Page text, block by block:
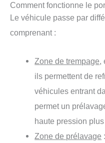
Comment fonctionne le
Le véhicule passe par
comprenant :
Zone de trempage
ils permettent de
véhicules entrant
permet un
haute pression plus
Zone de prélavage